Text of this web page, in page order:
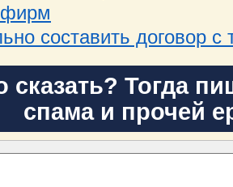
составить договор
сказать? Тогда
спама и прочей